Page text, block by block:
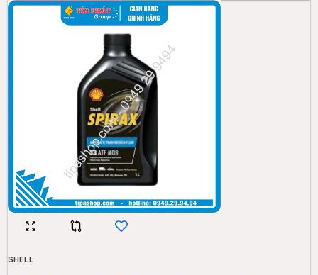
SHELL